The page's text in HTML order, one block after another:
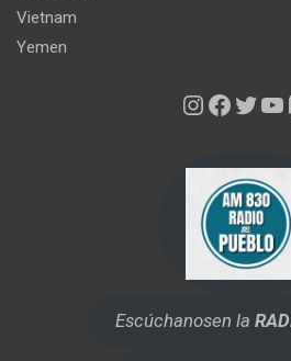
Vietnam
Yemen
Escúchanosen la